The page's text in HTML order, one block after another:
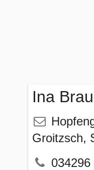
Ina
Groitzsch,